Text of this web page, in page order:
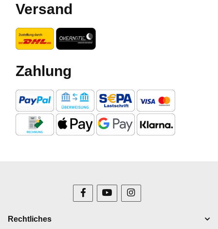
Versand
Zahlung
Rechtliches